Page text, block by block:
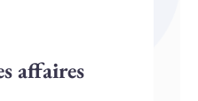
affaires